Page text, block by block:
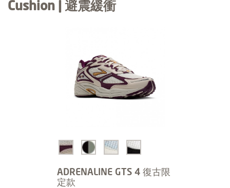
Cushion | 避震緩衝
ADRENALINE GTS 4 復古限
定款